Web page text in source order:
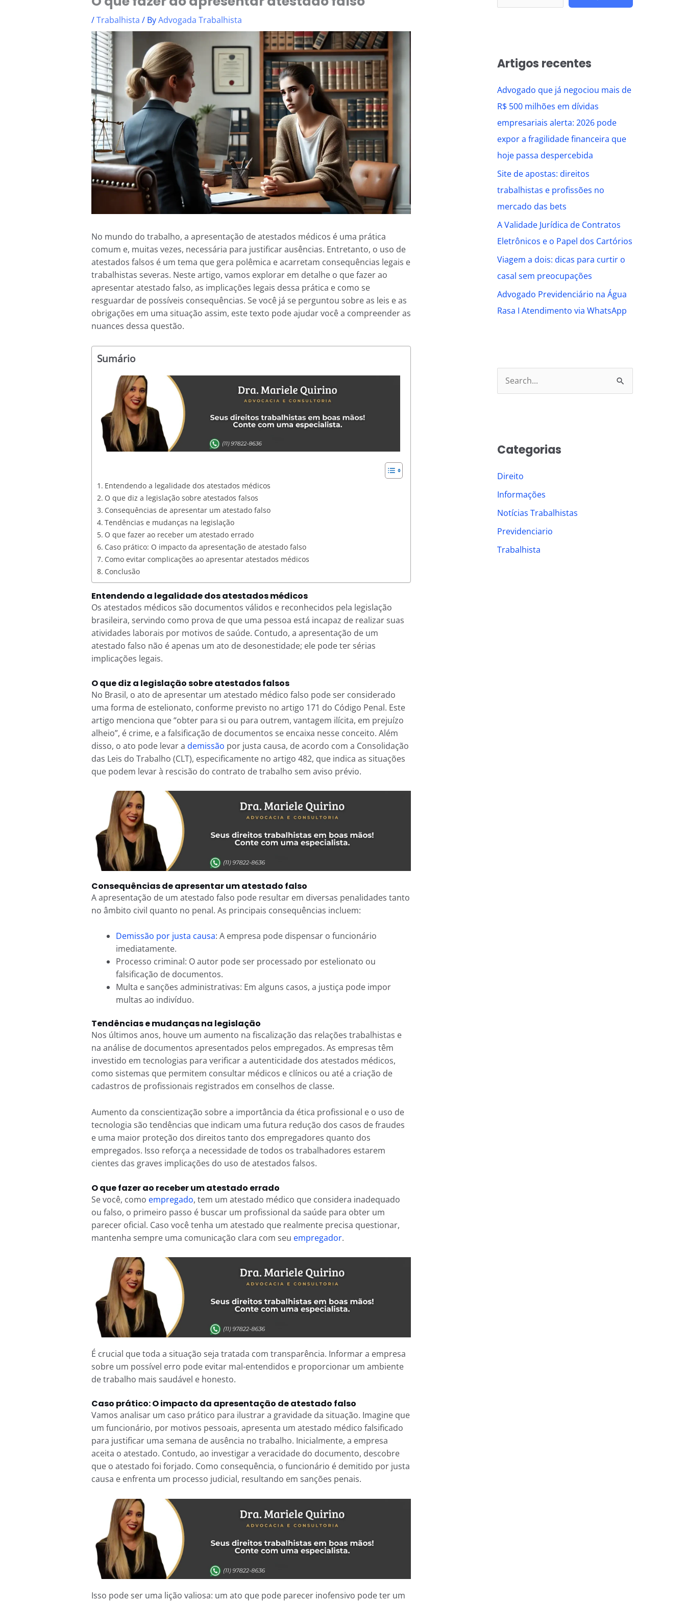
/Trabalhista / ByAdvogada Trabalhista
No mundo do trabalho, a apresentação de atestados médicos é uma prática
comum e, muitas vezes, necessária para justificar ausências. Entretanto, o uso de
atestados falsos é um tema que gera polêmica e acarretam consequências legais e
trabalhistas severas. Neste artigo, vamos explorar em detalhe o que fazer ao
apresentar atestado falso, as implicações legais dessa prática e como se
resguardar de possíveis consequências. Se você já se perguntou sobre as leis e as
obrigações em uma situação assim, este texto pode ajudar você a compreender as
nuances dessa questão.
Sumário
Entendendo a legalidade dos atestados médicos
O que diz a legislação sobre atestados falsos
Consequências de apresentar um atestado falso
Tendências e mudanças na legislação
O que fazer ao receber um atestado errado
Caso prático: O impacto da apresentação de atestado falso
Como evitar complicações ao apresentar atestados médicos
Conclusão
Entendendo a legalidade dos atestados médicos
Os atestados médicos são documentos válidos e reconhecidos pela legislação
brasileira, servindo como prova de que uma pessoa está incapaz de realizar suas
atividades laborais por motivos de saúde. Contudo, a apresentação de um
atestado falso não é apenas um ato de desonestidade; ele pode ter sérias
implicações legais.
O que diz a legislação sobre atestados falsos
No Brasil, o ato de apresentar um atestado médico falso pode ser considerado
uma forma de estelionato, conforme previsto no artigo 171 do Código Penal. Este
artigo menciona que “obter para si ou para outrem, vantagem ilícita, em prejuízo
alheio”, é crime, e a falsificação de documentos se encaixa nesse conceito. Além
disso, o ato pode levar a demissão por justa causa, de acordo com a Consolidação
das Leis do Trabalho (CLT), especificamente no artigo 482, que indica as situações
que podem levar à rescisão do contrato de trabalho sem aviso prévio.
Consequências de apresentar um atestado falso
A apresentação de um atestado falso pode resultar em diversas penalidades tanto
no âmbito civil quanto no penal. As principais consequências incluem:
Demissão por justa causa: A empresa pode dispensar o funcionário
imediatamente.
Processo criminal: O autor pode ser processado por estelionato ou
falsificação de documentos.
Multa e sanções administrativas: Em alguns casos, a justiça pode impor
multas ao indivíduo.
Tendências e mudanças na legislação
Nos últimos anos, houve um aumento na fiscalização das relações trabalhistas e
na análise de documentos apresentados pelos empregados. As empresas têm
investido em tecnologias para verificar a autenticidade dos atestados médicos,
como sistemas que permitem consultar médicos e clínicos ou até a criação de
cadastros de profissionais registrados em conselhos de classe.
Aumento da conscientização sobre a importância da ética profissional e o uso de
tecnologia são tendências que indicam uma futura redução dos casos de fraudes
e uma maior proteção dos direitos tanto dos empregadores quanto dos
empregados. Isso reforça a necessidade de todos os trabalhadores estarem
cientes das graves implicações do uso de atestados falsos.
O que fazer ao receber um atestado errado
Se você, como empregado, tem um atestado médico que considera inadequado
ou falso, o primeiro passo é buscar um profissional da saúde para obter um
parecer oficial. Caso você tenha um atestado que realmente precisa questionar,
mantenha sempre uma comunicação clara com seu empregador.
É crucial que toda a situação seja tratada com transparência. Informar a empresa
sobre um possível erro pode evitar mal-entendidos e proporcionar um ambiente
de trabalho mais saudável e honesto.
Caso prático: O impacto da apresentação de atestado falso
Vamos analisar um caso prático para ilustrar a gravidade da situação. Imagine que
um funcionário, por motivos pessoais, apresenta um atestado médico falsificado
para justificar uma semana de ausência no trabalho. Inicialmente, a empresa
aceita o atestado. Contudo, ao investigar a veracidade do documento, descobre
que o atestado foi forjado. Como consequência, o funcionário é demitido por justa
causa e enfrenta um processo judicial, resultando em sanções penais.
Isso pode ser uma lição valiosa: um ato que pode parecer inofensivo pode ter um
Artigos recentes
Advogado que já negociou mais de
R$ 500 milhões em dívidas
empresariais alerta: 2026 pode
expor a fragilidade financeira que
hoje passa despercebida
Site de apostas: direitos
trabalhistas e profissões no
mercado das bets
A Validade Jurídica de Contratos
Eletrônicos e o Papel dos Cartórios
Viagem a dois: dicas para curtir o
casal sem preocupações
Advogado Previdenciário na Água
Rasa I Atendimento via WhatsApp
c
f
o
r
:
Categorias
Direito
Informações
Notícias Trabalhistas
Previdenciario
Trabalhista